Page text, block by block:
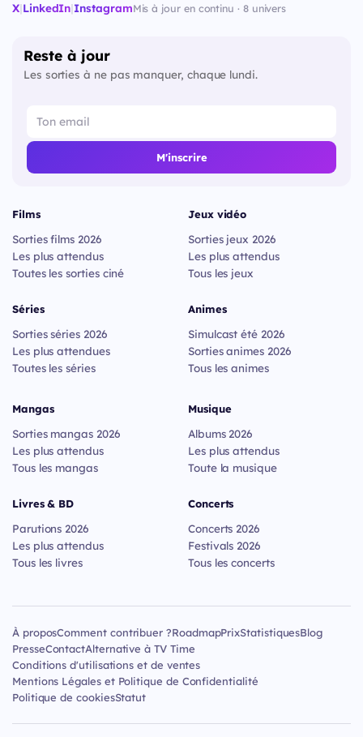
X|LinkedIn|InstagramMis à jour en continu · 8 univers
Reste à jour
Les sorties à ne pas manquer, chaque lundi.
M'inscrire
Films
Sorties films 2026
Les plus attendus
Toutes les sorties ciné
Séries
Sorties séries 2026
Les plus attendues
Toutes les séries
Jeux vidéo
Sorties jeux 2026
Les plus attendus
Tous les jeux
Animes
Simulcast été 2026
Sorties animes 2026
Tous les animes
Mangas
Sorties mangas 2026
Les plus attendus
Tous les mangas
Livres & BD
Parutions 2026
Les plus attendus
Tous les livres
Musique
Albums 2026
Les plus attendus
Toute la musique
Concerts
Concerts 2026
Festivals 2026
Tous les concerts
À proposComment contribuer ?RoadmapPrixStatistiquesBlog
PresseContactAlternative à TV Time
Conditions d'utilisations et de ventes
Mentions Légales et Politique de Confidentialité
Politique de cookiesStatut